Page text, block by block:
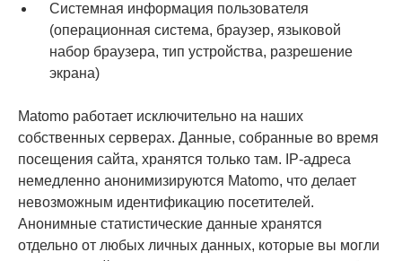
Системная информация пользователя
(операционная система, браузер, языковой
набор браузера, тип устройства, разрешение
экрана)
Matomo работает исключительно на наших
собственных серверах. Данные, собранные во время
посещения сайта, хранятся только там. IP-адреса
немедленно анонимизируются Matomo, что делает
невозможным идентификацию посетителей.
Анонимные статистические данные хранятся
отдельно от любых личных данных, которые вы могли